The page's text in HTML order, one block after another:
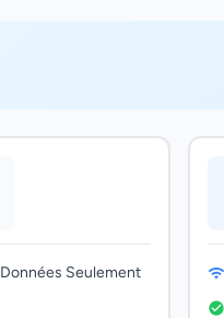
Données Seulement